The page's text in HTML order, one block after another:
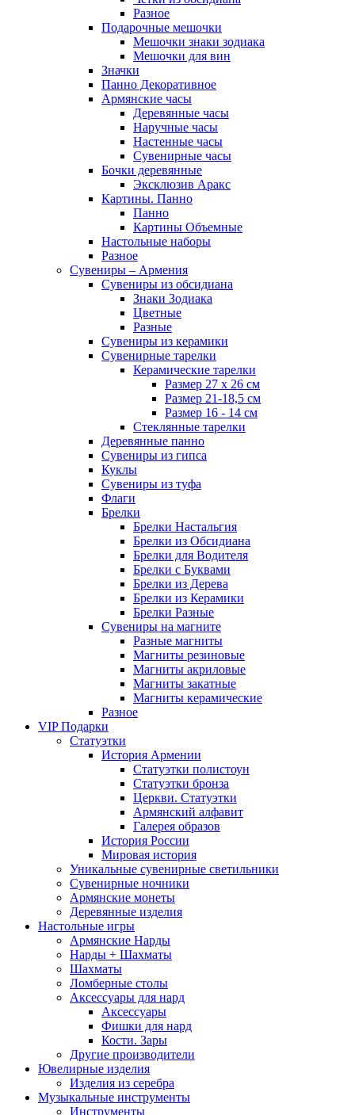
Разное
Подарочные мешочки
Мешочки знаки зодиака
Мешочки для вин
Значки
Панно Декоративное
Армянские часы
Деревянные часы
Наручные часы
Настенные часы
Сувенирные часы
Бочки деревянные
Эксклюзив Аракс
Картины. Панно
Панно
Картины Объемные
Настольные наборы
Разное
Сувениры – Армения
Сувениры из обсидиана
Знаки Зодиака
Цветные
Разные
Сувениры из керамики
Сувенирные тарелки
Керамические тарелки
Размер 27 х 26 см
Размер 21-18,5 см
Размер 16 - 14 см
Стеклянные тарелки
Деревянные панно
Сувениры из гипса
Куклы
Сувениры из туфа
Флаги
Брелки
Брелки Настальгия
Брелки из Обсидиана
Брелки для Водителя
Брелки с Буквами
Брелки из Дерева
Брелки из Керамики
Брелки Разные
Сувениры на магните
Разные магниты
Магниты резиновые
Магниты акриловые
Магниты закатные
Магниты керамические
Разное
VIP Подарки
Статуэтки
История Армении
Статуэтки полистоун
Статуэтки бронза
Церкви. Статуэтки
Армянский алфавит
Галерея образов
История России
Мировая история
Уникальные сувенирные светильники
Сувенирные ночники
Армянские монеты
Деревянные изделия
Настольные игры
Армянские Нарды
Нарды + Шахматы
Шахматы
Ломберные столы
Аксессуары для нард
Аксессуары
Фишки для нард
Кости. Зары
Другие производители
Ювелирные изделия
Изделия из серебра
Музыкальные инструменты
Инструменты